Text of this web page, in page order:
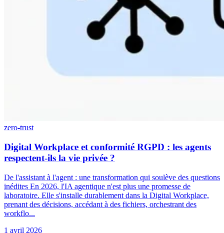
zero-trust
Digital Workplace et conformité RGPD : les agents
respectent-ils la vie privée ?
De l'assistant à l'agent : une transformation qui soulève des questions
inédites En 2026, l'IA agentique n'est plus une promesse de
laboratoire. Elle s'installe durablement dans la Digital Workplace,
prenant des décisions, accédant à des fichiers, orchestrant des
workflo...
1 avril 2026